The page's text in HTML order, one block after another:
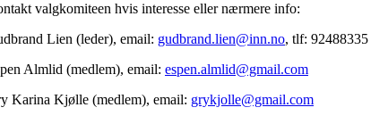
valgkomiteen hvis interesse eller nærmere info:
Lien (leder), email: gudbrand.lien@inn.no, tlf: 92488335
Almlid (medlem), email: espen.almlid@gmail.com
Karina Kjølle (medlem), email: grykjolle@gmail.com